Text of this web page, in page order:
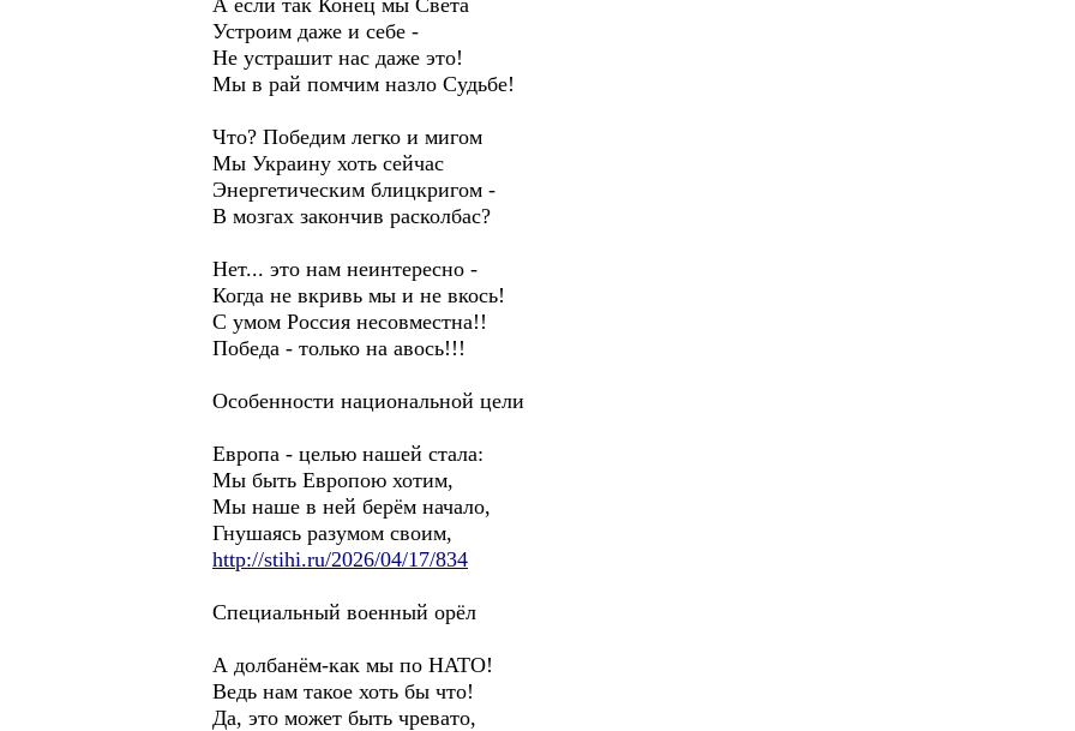
А если так Конец мы Света
Устроим даже и себе -
Не устрашит нас даже это!
Мы в рай помчим назло Судьбе!
Что? Победим легко и мигом
Мы Украину хоть сейчас
Энергетическим блицкригом -
В мозгах закончив расколбас?
Нет... это нам неинтересно -
Когда не вкривь мы и не вкось!
С умом Россия несовместна!!
Победа - только на авось!!!
Особенности национальной цели
Европа - целью нашей стала:
Мы быть Европою хотим,
Мы наше в ней берём начало,
Гнушаясь разумом своим,
http://stihi.ru/2026/04/17/834
Специальный военный орёл
А долбанём-как мы по НАТО!
Ведь нам такое хоть бы что!
Да, это может быть чревато,